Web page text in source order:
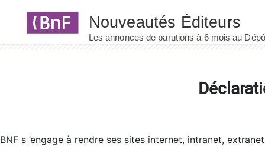
BNF s ’engage à rendre ses sites internet, intranet,